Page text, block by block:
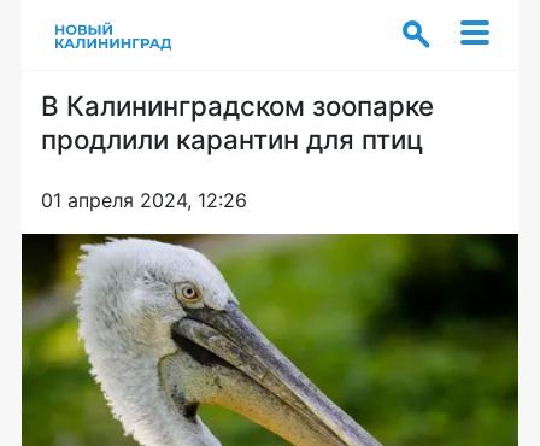
В Калининградском зоопарке
продлили карантин для птиц
01 апреля 2024, 12:26